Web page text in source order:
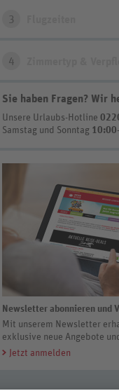
3
4
Sie haben Fragen? Wir
Unsere Urlaubs-Hotline
Samstag und Sonntag
Newsletter abonnieren und
Mit unserem Newsletter
exklusive neue Angebote
Jetzt anmelden